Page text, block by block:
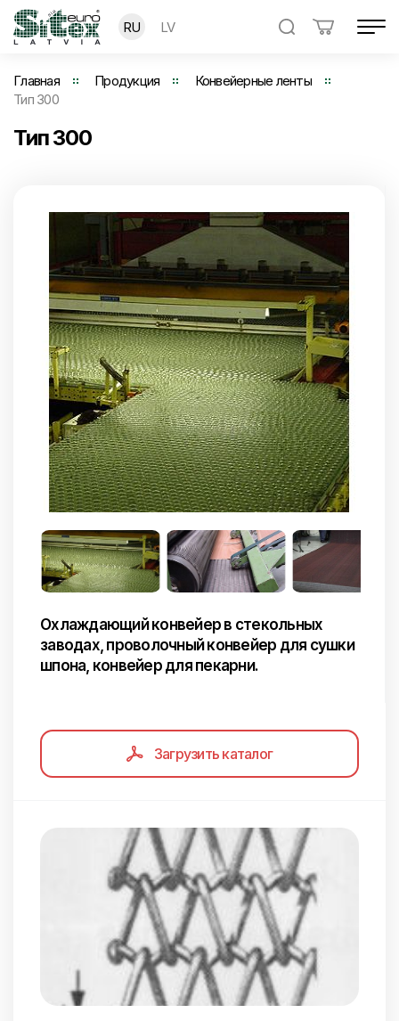
RU LV
Главная Продукция
Конвейерные ленты
Тип 300
Тип 300
Охлаждающий конвейер в стекольных
заводах, проволочный конвейер для сушки
шпона, конвейер для пекарни.
Загрузить каталог